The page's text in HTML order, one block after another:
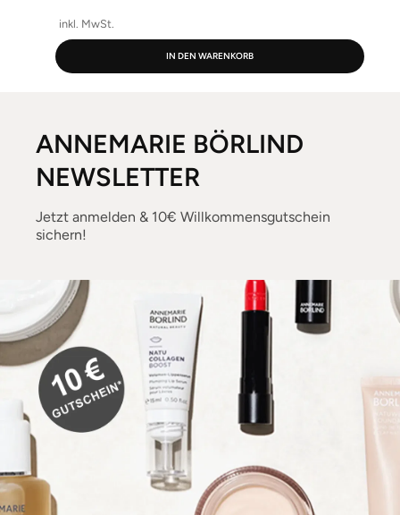
inkl. MwSt.
IN DEN WARENKORB
ANNEMARIE BÖRLIND
NEWSLETTER
Jetzt anmelden & 10€ Willkommensgutschein
sichern!